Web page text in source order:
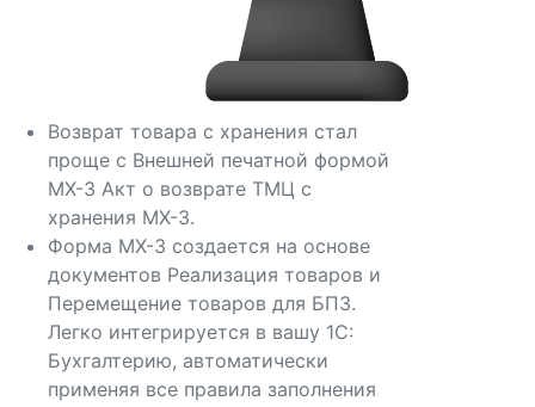
Возврат товара с хранения стал
проще с Внешней печатной формой
МХ-3 Акт о возврате ТМЦ с
хранения МХ-3.
Форма МХ-3 создается на основе
документов Реализация товаров и
Перемещение товаров для БП3.
Легко интегрируется в вашу 1С:
Бухгалтерию, автоматически
применяя все правила заполнения